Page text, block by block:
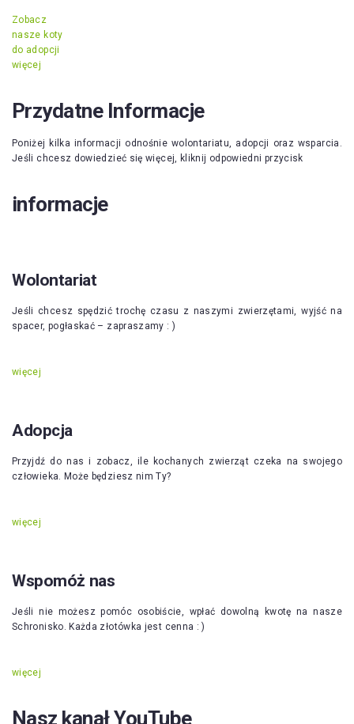
Zobacz
nasze koty
do adopcji
więcej
Przydatne Informacje
Poniżej kilka informacji odnośnie wolontariatu, adopcji oraz wsparcia.
Jeśli chcesz dowiedzieć się więcej, kliknij odpowiedni przycisk
informacje
Wolontariat
Jeśli chcesz spędzić trochę czasu z naszymi zwierzętami, wyjść na
spacer, pogłaskać – zapraszamy : )
więcej
Adopcja
Przyjdź do nas i zobacz, ile kochanych zwierząt czeka na swojego
człowieka. Może będziesz nim Ty?
więcej
Wspomóż nas
Jeśli nie możesz pomóc osobiście, wpłać dowolną kwotę na nasze
Schronisko. Każda złotówka jest cenna : )
więcej
Nasz kanał YouTube